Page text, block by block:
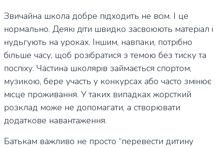
Звичайна школа добре підходить не всім. І це
нормально. Деякі діти швидко засвоюють матеріал і
нудьгують на уроках. Іншим, навпаки, потрібно
більше часу, щоб розібратися з темою без тиску та
поспіху. Частина школярів займається спортом,
музикою, бере участь у конкурсах або часто змінює
місце проживання. У таких випадках жорсткий
розклад може не допомагати, а створювати
додаткове навантаження.
Батькам важливо не просто “перевести дитину